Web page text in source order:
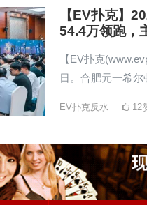
【EV扑克】
54.4万领跑，
【EV扑克
日。合肥元一希
EV扑克反水 12